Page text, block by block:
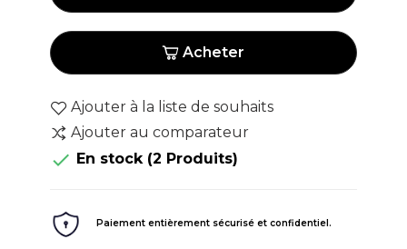
Acheter
Ajouter à la liste de souhaits
Ajouter au comparateur
 En stock (2 Produits)
Paiement entièrement sécurisé et confidentiel.